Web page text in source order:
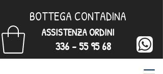
ASSISTENZA ORDINI
336 - 55 95 68
BOTTEGA CONTADINA